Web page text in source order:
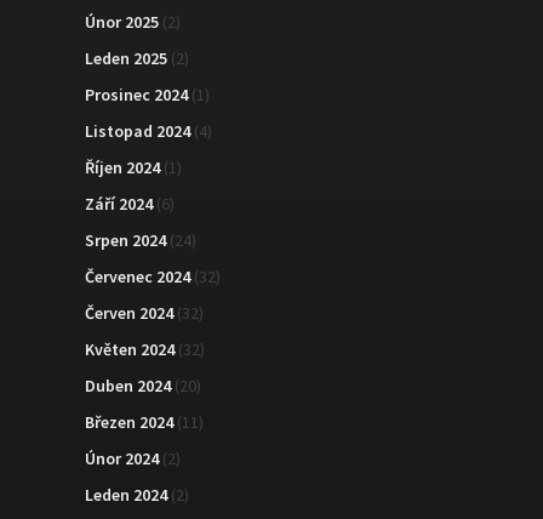
Únor 2025 (2)
Leden 2025 (2)
Prosinec 2024(1)
Listopad 2024(4)
Říjen 2024(1)
Září 2024(6)
Srpen 2024(24)
Červenec 2024(32)
Červen 2024(32)
Květen 2024(32)
Duben 2024(20)
Březen 2024(11)
Únor 2024(2)
Leden 2024(2)